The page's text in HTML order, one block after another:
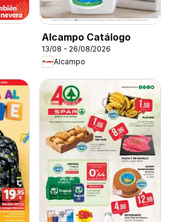
Alcampo Catálogo
13/08 - 26/08/2026
Alcampo